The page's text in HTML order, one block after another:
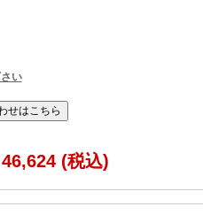
い
46,624 (税込)